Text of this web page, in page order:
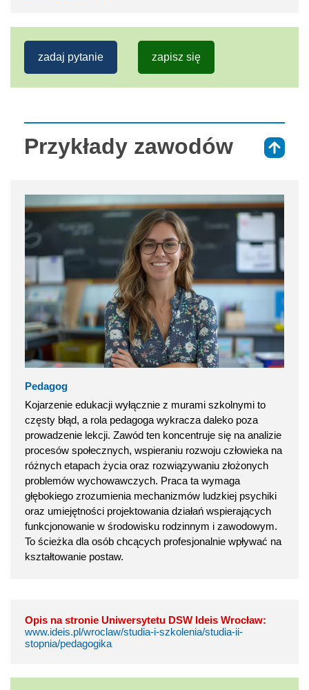
zadaj pytanie zapisz się
Przykłady zawodów
Pedagog
Kojarzenie edukacji wyłącznie z murami szkolnymi to
częsty błąd, a rola pedagoga wykracza daleko poza
prowadzenie lekcji. Zawód ten koncentruje się na analizie
procesów społecznych, wspieraniu rozwoju człowieka na
różnych etapach życia oraz rozwiązywaniu złożonych
problemów wychowawczych. Praca ta wymaga
głębokiego zrozumienia mechanizmów ludzkiej psychiki
oraz umiejętności projektowania działań wspierających
funkcjonowanie w środowisku rodzinnym i zawodowym.
To ścieżka dla osób chcących profesjonalnie wpływać na
kształtowanie postaw.
Opis na stronie Uniwersytetu DSW Ideis Wrocław:
www.ideis.pl/wroclaw/studia-i-szkolenia/studia-ii-
stopnia/pedagogika